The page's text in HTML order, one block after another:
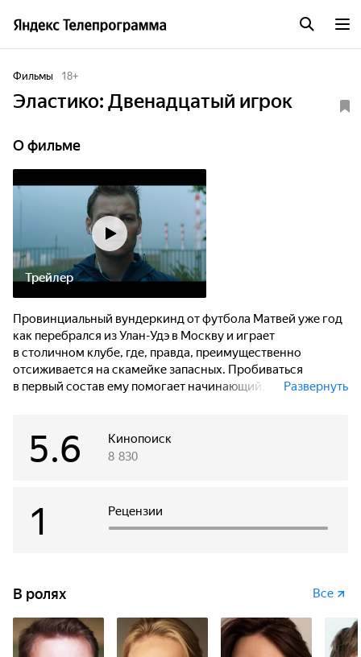
Фильмы 18+
Эластико: Двенадцатый игрок
О фильме
Трейлер
Провинциальный вундеркинд от футбола Матвей уже год
как перебрался из Улан-Удэ в Москву и играет
в столичном клубе, где, правда, преимущественно
отсиживается на скамейке запасных. Пробиваться
в первый состав ему помогает начинающий,
неутешительные новости, связанные с его
криминальными дружками детства. Матвей и Алина летят
Развернуть
Кинопоиск
5.6 8 830
Рецензии
1
В ролях Все